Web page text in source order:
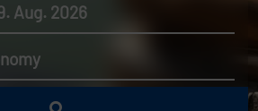
Aug. 2026